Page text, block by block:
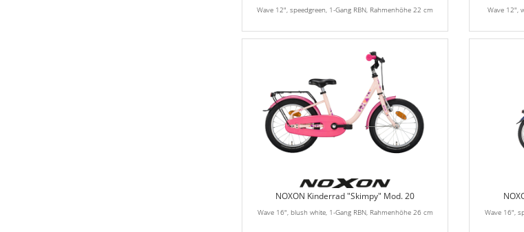
Wave 12", speedgreen, 1-Gang RBN, Rahmenhöhe 22 cm Wave 12",
NOXON Kinderrad "Skimpy" Mod. 20
Wave 16", blush white, 1-Gang RBN, Rahmenhöhe 26 cm Wave 16",